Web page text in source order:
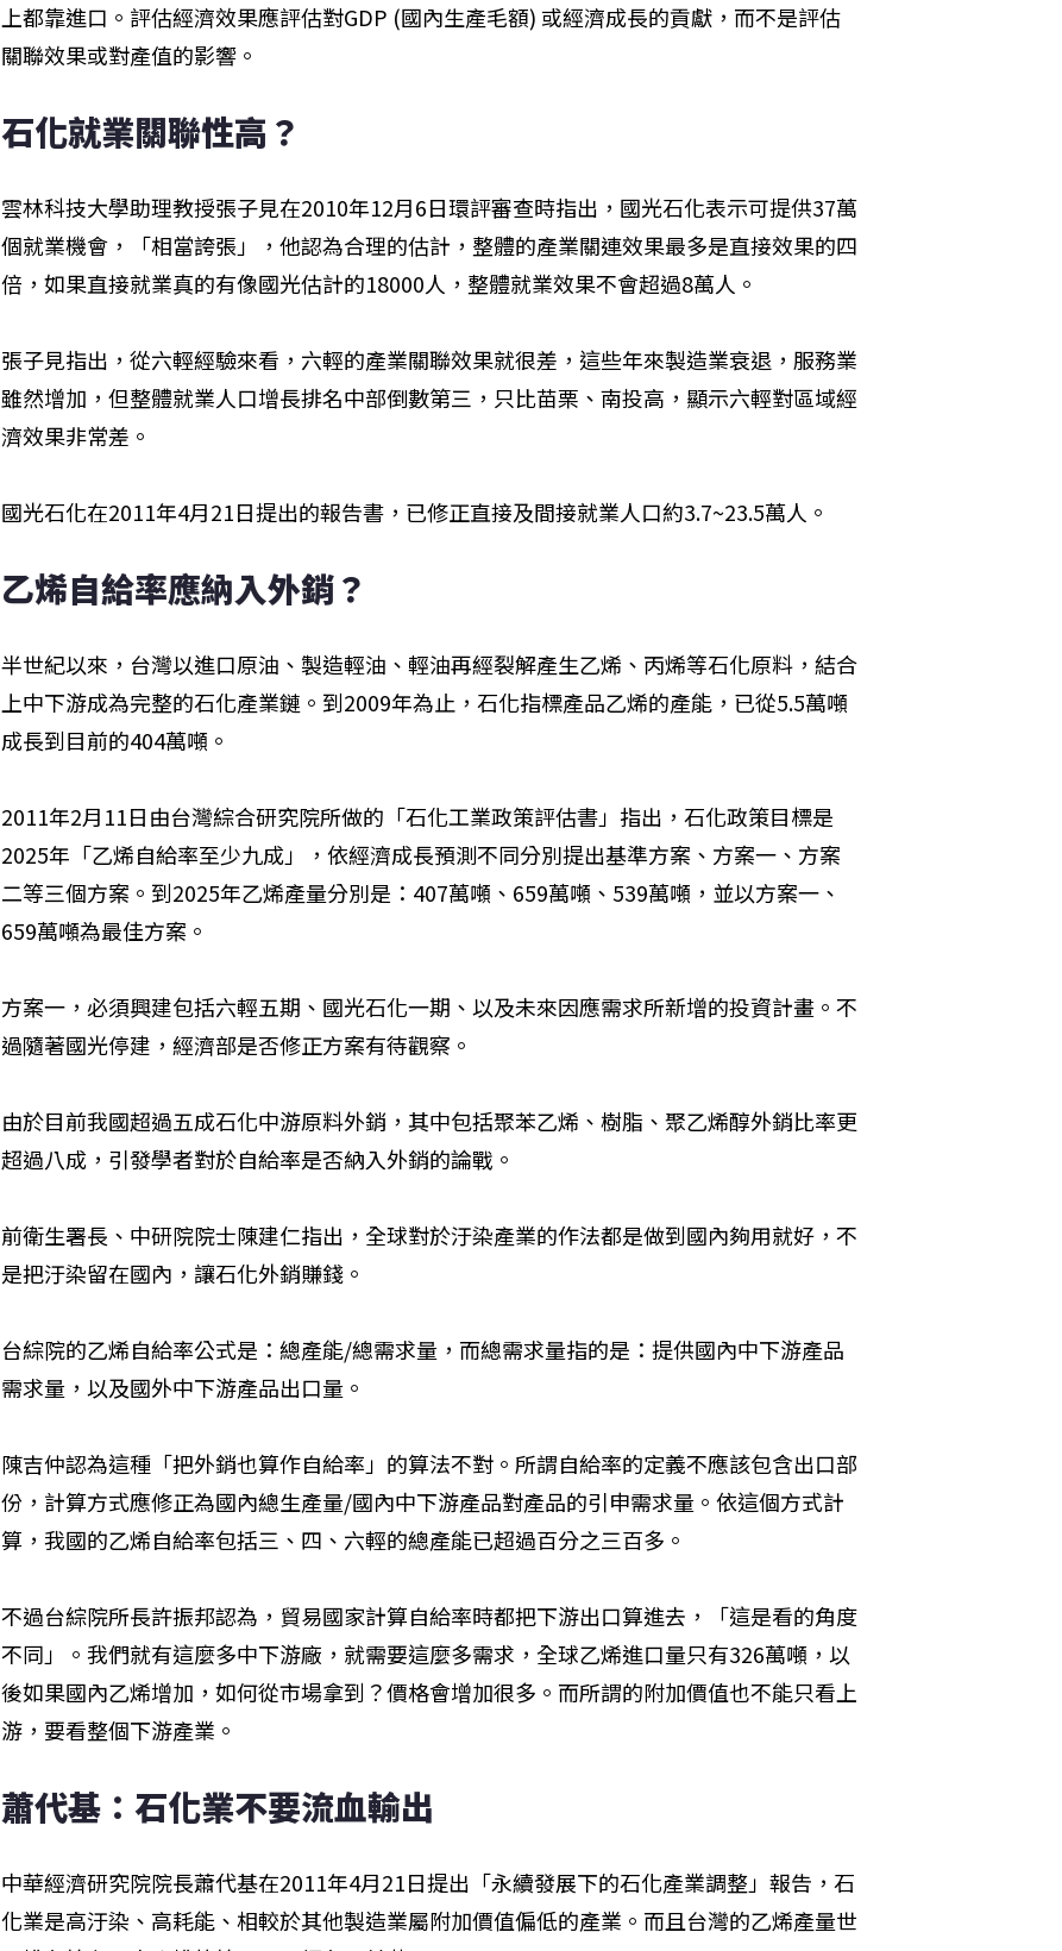
上都靠進口。評估經濟效果應評估對GDP (國內生產毛額) 或經濟成長的貢獻，而不是評估
關聯效果或對產值的影響。
石化就業關聯性高？
雲林科技大學助理教授張子見在2010年12月6日環評審查時指出，國光石化表示可提供37萬
個就業機會，「相當誇張」，他認為合理的估計，整體的產業關連效果最多是直接效果的四
倍，如果直接就業真的有像國光估計的18000人，整體就業效果不會超過8萬人。
張子見指出，從六輕經驗來看，六輕的產業關聯效果就很差，這些年來製造業衰退，服務業
雖然增加，但整體就業人口增長排名中部倒數第三，只比苗栗、南投高，顯示六輕對區域經
濟效果非常差。
國光石化在2011年4月21日提出的報告書，已修正直接及間接就業人口約3.7~23.5萬人。
乙烯自給率應納入外銷？
半世紀以來，台灣以進口原油、製造輕油、輕油再經裂解產生乙烯、丙烯等石化原料，結合
上中下游成為完整的石化產業鏈。到2009年為止，石化指標產品乙烯的產能，已從5.5萬噸
成長到目前的404萬噸。
2011年2月11日由台灣綜合研究院所做的「石化工業政策評估書」指出，石化政策目標是
2025年「乙烯自給率至少九成」，依經濟成長預測不同分別提出基準方案、方案一、方案
二等三個方案。到2025年乙烯產量分別是：407萬噸、659萬噸、539萬噸，並以方案一、
659萬噸為最佳方案。
方案一，必須興建包括六輕五期、國光石化一期、以及未來因應需求所新增的投資計畫。不
過隨著國光停建，經濟部是否修正方案有待觀察。
由於目前我國超過五成石化中游原料外銷，其中包括聚苯乙烯、樹脂、聚乙烯醇外銷比率更
超過八成，引發學者對於自給率是否納入外銷的論戰。
前衛生署長、中研院院士陳建仁指出，全球對於汙染產業的作法都是做到國內夠用就好，不
是把汙染留在國內，讓石化外銷賺錢。
台綜院的乙烯自給率公式是：總產能/總需求量，而總需求量指的是：提供國內中下游產品
需求量，以及國外中下游產品出口量。
陳吉仲認為這種「把外銷也算作自給率」的算法不對。所謂自給率的定義不應該包含出口部
份，計算方式應修正為國內總生產量/國內中下游產品對產品的引申需求量。依這個方式計
算，我國的乙烯自給率包括三、四、六輕的總產能已超過百分之三百多。
不過台綜院所長許振邦認為，貿易國家計算自給率時都把下游出口算進去，「這是看的角度
不同」。我們就有這麼多中下游廠，就需要這麼多需求，全球乙烯進口量只有326萬噸，以
後如果國內乙烯增加，如何從市場拿到？價格會增加很多。而所謂的附加價值也不能只看上
游，要看整個下游產業。
蕭代基：石化業不要流血輸出
中華經濟研究院院長蕭代基在2011年4月21日提出「永續發展下的石化產業調整」報告，石
化業是高汙染、高耗能、相較於其他製造業屬附加價值偏低的產業。而且台灣的乙烯產量世